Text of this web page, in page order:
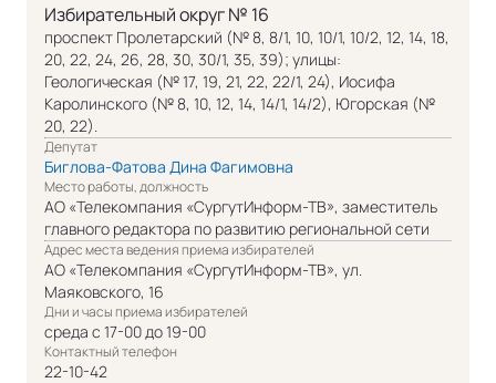
Избирательный округ № 16
проспект Пролетарский (№ 8, 8/1, 10, 10/1, 10/2, 12, 14, 18,
20, 22, 24, 26, 28, 30, 30/1, 35, 39); улицы:
Геологическая (№ 17, 19, 21, 22, 22/1, 24), Иосифа
Каролинского (№ 8, 10, 12, 14, 14/1, 14/2), Югорская (№
20, 22).
Депутат
Биглова-Фатова Дина Фагимовна
Место работы, должность
АО «Телекомпания «СургутИнформ-ТВ», заместитель
главного редактора по развитию региональной сети
Адрес места ведения приема избирателей
АО «Телекомпания «СургутИнформ-ТВ», ул.
Маяковского, 16
Дни и часы приема избирателей
среда с 17-00 до 19-00
Контактный телефон
22-10-42